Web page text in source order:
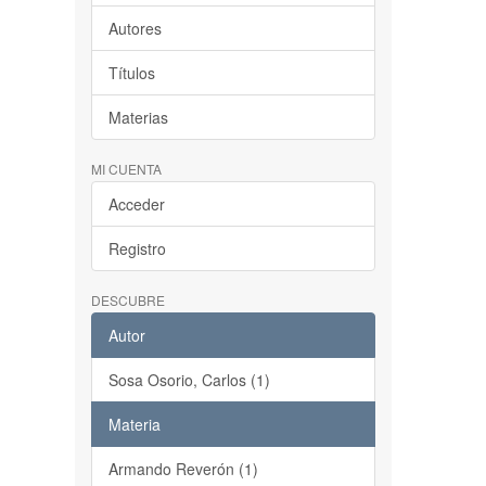
Autores
Títulos
Materias
MI CUENTA
Acceder
Registro
DESCUBRE
Autor
Sosa Osorio, Carlos (1)
Materia
Armando Reverón (1)